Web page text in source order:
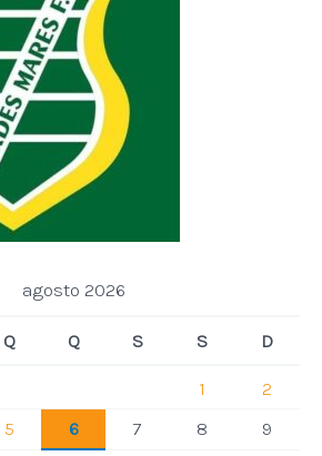
agosto 2026
Q Q S S D
1
2
5 6 7 8 9